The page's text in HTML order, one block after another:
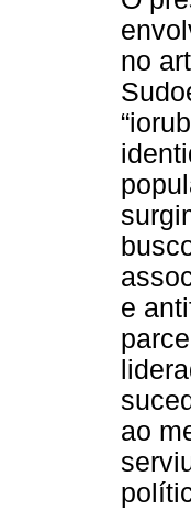
no
e
ao